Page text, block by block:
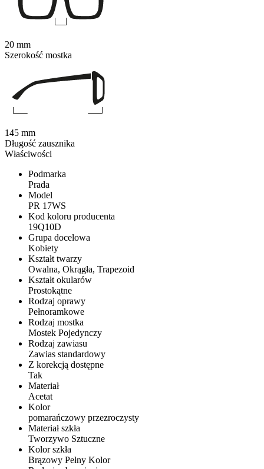
Właściwości
Podmarka
Prada
Model
PR 17WS
Kod koloru producenta
19Q10D
Grupa docelowa
Kobiety
Kształt twarzy
Owalna, Okrągła, Trapezoid
Kształt okularów
Prostokątne
Rodzaj oprawy
Pełnoramkowe
Rodzaj mostka
Mostek Pojedynczy
Rodzaj zawiasu
Zawias standardowy
Z korekcją dostępne
Tak
Materiał
Acetat
Kolor
pomarańczowy przezroczysty
Materiał szkła
Tworzywo Sztuczne
Kolor szkła
Brązowy Pełny Kolor
20 mm
Szerokość mostka
145 mm
Długość zausznika